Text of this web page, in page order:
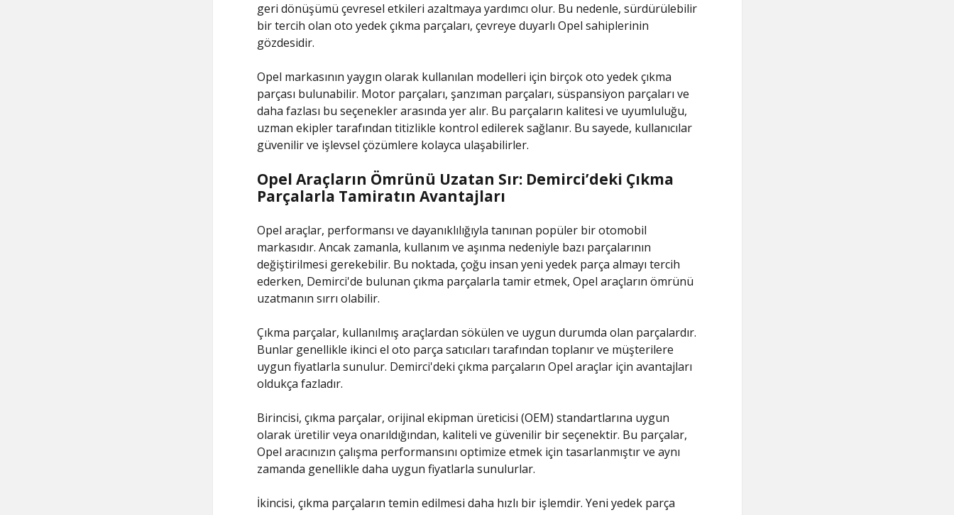
geri dönüşümü çevresel etkileri azaltmaya yardımcı olur. Bu nedenle, sürdürülebilir
bir tercih olan oto yedek çıkma parçaları, çevreye duyarlı Opel sahiplerinin
gözdesidir.
Opel markasının yaygın olarak kullanılan modelleri için birçok oto yedek çıkma
parçası bulunabilir. Motor parçaları, şanzıman parçaları, süspansiyon parçaları ve
daha fazlası bu seçenekler arasında yer alır. Bu parçaların kalitesi ve uyumluluğu,
uzman ekipler tarafından titizlikle kontrol edilerek sağlanır. Bu sayede, kullanıcılar
güvenilir ve işlevsel çözümlere kolayca ulaşabilirler.
Opel Araçların Ömrünü Uzatan Sır: Demirci’deki Çıkma
Parçalarla Tamiratın Avantajları
Opel araçlar, performansı ve dayanıklılığıyla tanınan popüler bir otomobil
markasıdır. Ancak zamanla, kullanım ve aşınma nedeniyle bazı parçalarının
değiştirilmesi gerekebilir. Bu noktada, çoğu insan yeni yedek parça almayı tercih
ederken, Demirci'de bulunan çıkma parçalarla tamir etmek, Opel araçların ömrünü
uzatmanın sırrı olabilir.
Çıkma parçalar, kullanılmış araçlardan sökülen ve uygun durumda olan parçalardır.
Bunlar genellikle ikinci el oto parça satıcıları tarafından toplanır ve müşterilere
uygun fiyatlarla sunulur. Demirci'deki çıkma parçaların Opel araçlar için avantajları
oldukça fazladır.
Birincisi, çıkma parçalar, orijinal ekipman üreticisi (OEM) standartlarına uygun
olarak üretilir veya onarıldığından, kaliteli ve güvenilir bir seçenektir. Bu parçalar,
Opel aracınızın çalışma performansını optimize etmek için tasarlanmıştır ve aynı
zamanda genellikle daha uygun fiyatlarla sunulurlar.
İkincisi, çıkma parçaların temin edilmesi daha hızlı bir işlemdir. Yeni yedek parça